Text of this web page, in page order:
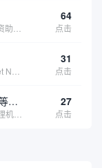
64
点击
31
点击
Radix注册局（管理.site、.online等顶级域名） 27
点击